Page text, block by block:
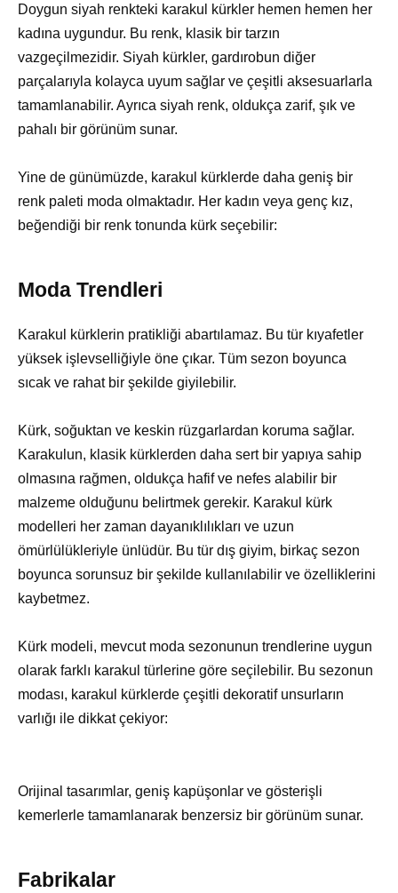
Doygun siyah renkteki karakul kürkler hemen hemen her
kadına uygundur. Bu renk, klasik bir tarzın
vazgeçilmezidir. Siyah kürkler, gardırobun diğer
parçalarıyla kolayca uyum sağlar ve çeşitli aksesuarlarla
tamamlanabilir. Ayrıca siyah renk, oldukça zarif, şık ve
pahalı bir görünüm sunar.
Yine de günümüzde, karakul kürklerde daha geniş bir
renk paleti moda olmaktadır. Her kadın veya genç kız,
beğendiği bir renk tonunda kürk seçebilir:
Moda Trendleri
Karakul kürklerin pratikliği abartılamaz. Bu tür kıyafetler
yüksek işlevselliğiyle öne çıkar. Tüm sezon boyunca
sıcak ve rahat bir şekilde giyilebilir.
Kürk, soğuktan ve keskin rüzgarlardan koruma sağlar.
Karakulun, klasik kürklerden daha sert bir yapıya sahip
olmasına rağmen, oldukça hafif ve nefes alabilir bir
malzeme olduğunu belirtmek gerekir. Karakul kürk
modelleri her zaman dayanıklılıkları ve uzun
ömürlülükleriyle ünlüdür. Bu tür dış giyim, birkaç sezon
boyunca sorunsuz bir şekilde kullanılabilir ve özelliklerini
kaybetmez.
Kürk modeli, mevcut moda sezonunun trendlerine uygun
olarak farklı karakul türlerine göre seçilebilir. Bu sezonun
modası, karakul kürklerde çeşitli dekoratif unsurların
varlığı ile dikkat çekiyor:
Orijinal tasarımlar, geniş kapüşonlar ve gösterişli
kemerlerle tamamlanarak benzersiz bir görünüm sunar.
Fabrikalar